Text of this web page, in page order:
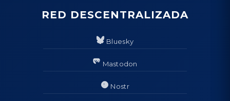
RED DESCENTRALIZADA
Bluesky
Mastodon
Nostr